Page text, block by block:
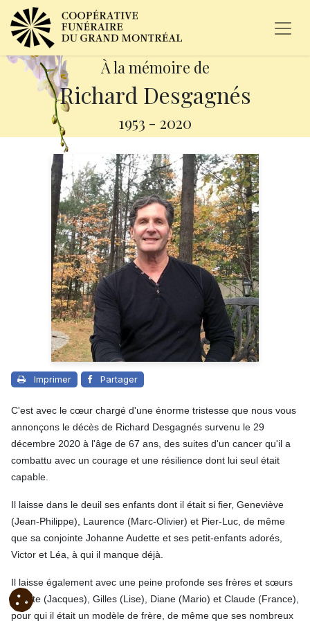
À la mémoire de
Richard Desgagnés
1953 - 2020
Imprimer Partager
C'est avec le cœur chargé d'une énorme tristesse que nous vous
annonçons le décès de Richard Desgagnés survenu le 29
décembre 2020 à l'âge de 67 ans, des suites d'un cancer qu'il a
combattu avec un courage et une résilience dont lui seul était
capable.
Il laisse dans le deuil ses enfants dont il était si fier, Geneviève
(Jean-Philippe), Laurence (Marc-Olivier) et Pier-Luc, de même
que sa conjointe Johanne Audette et ses petit-enfants adorés,
Victor et Léa, à qui il manque déjà.
Il laisse également avec une peine profonde ses frères et sœurs
Odette (Jacques), Gilles (Lise), Diane (Mario) et Claude (France),
pour qui il était un modèle de frère, de même que ses nombreux